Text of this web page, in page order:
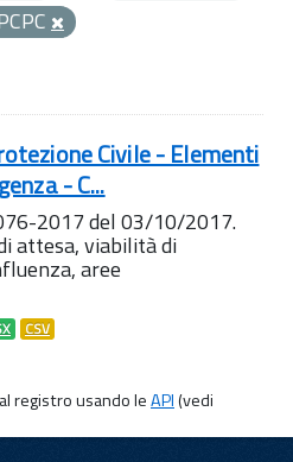
Civile - Elementi
- C...
2017 del 03/10/2017.
attesa, viabilità di
aree
CSV
registro usando leAPI(vedi